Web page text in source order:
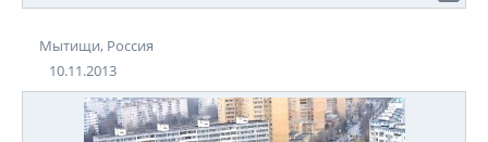
Мытищи, Россия
10.11.2013